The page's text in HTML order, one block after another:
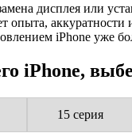
дисплея или
опыта,
iPhone уже
iPhone,
15 серия